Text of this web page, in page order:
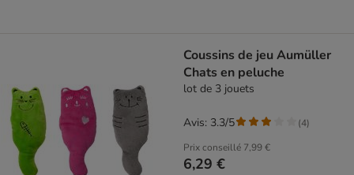
Coussins de jeu Aumüller
Chats en peluche
lot de 3 jouets
Prix conseillé 7,99 €
6,29 €
Avis: 3.3/5 (4)